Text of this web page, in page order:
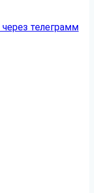
через телеграмм